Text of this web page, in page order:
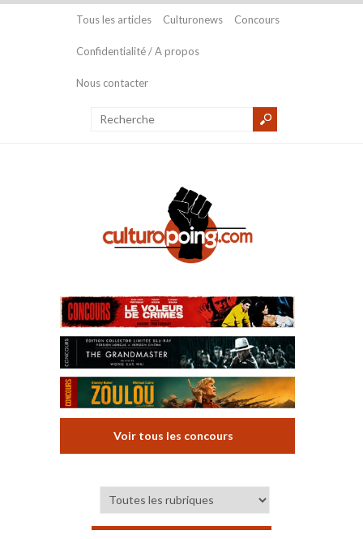
Tous les articles Culturonews Concours
Confidentialité / A propos
Nous contacter
Voir tous les concours